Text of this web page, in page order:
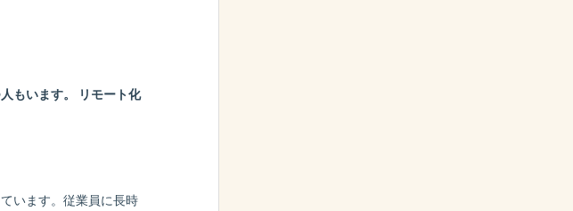
もいます。 リモート化
います。従業員に長時